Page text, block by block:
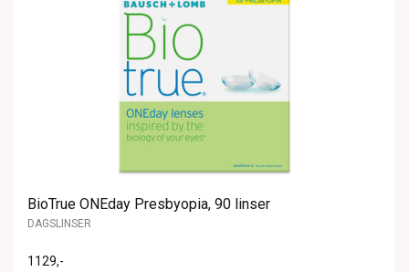
BioTrue ONEday Presbyopia, 90 linser
DAGSLINSER
1129,-